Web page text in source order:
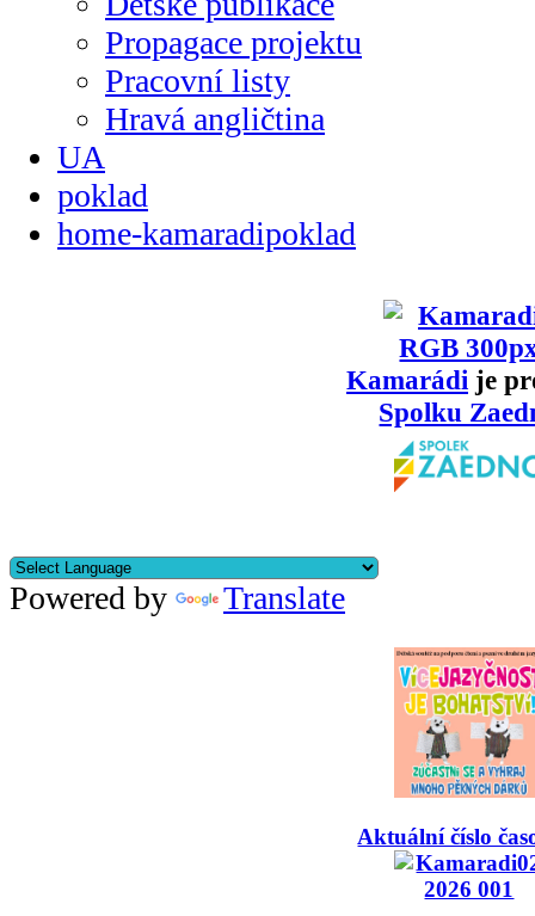
Propagace projektu
Pracovní listy
Hravá angličtina
UA
poklad
home-kamaradipoklad
Kamarádi je
Spolku
Powered by Translate
Aktuální číslo